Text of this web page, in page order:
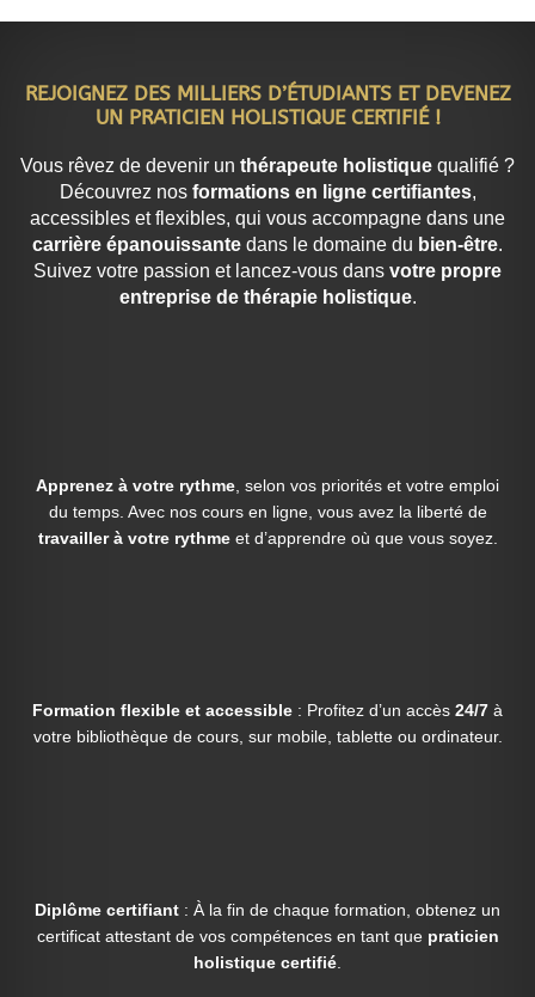
REJOIGNEZ DES MILLIERS D’ÉTUDIANTS ET DEVENEZ
UN PRATICIEN HOLISTIQUE CERTIFIÉ !
Vous rêvez de devenir un thérapeute holistique qualifié ?
Découvrez nos formations en ligne certifiantes,
accessibles et flexibles, qui vous accompagne dans une
carrière épanouissante dans le domaine du bien-être.
Suivez votre passion et lancez-vous dans votre propre
entreprise de thérapie holistique.
Apprenez à votre rythme , selon vos priorités et votre emploi
du temps. Avec nos cours en ligne, vous avez la liberté de
travailler à votre rythmeet d’apprendre où que vous soyez.
Formation flexible et accessible : Profitez d’un accès 24/7 à
votre bibliothèque de cours, sur mobile, tablette ou ordinateur.
Diplôme certifiant : À la fin de chaque formation, obtenez un
certificat attestant de vos compétences en tant que praticien
holistique certifié